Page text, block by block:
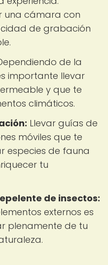
una cámara con
de grabación
de la
importante llevar
y que te
climáticos.
Llevar guías de
móviles que te
especies de fauna
tu
de insectos:
externos es
plenamente de tu